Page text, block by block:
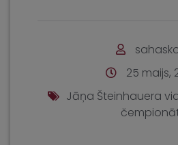
25 maijs,
Jāņa Šteinhauera